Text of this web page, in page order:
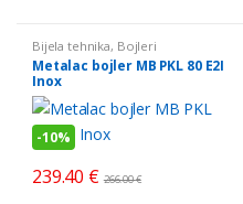
Bijela tehnika, Bojleri
Metalac bojler MB PKL 80 E2I
Inox
-10%
239.40 € 266.00€